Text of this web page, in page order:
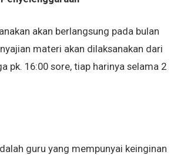
akan berlangsung pada bulan
materi akan dilaksanakan dari
pk. 16:00 sore, tiap harinya selama 2
guru yang mempunyai keinginan